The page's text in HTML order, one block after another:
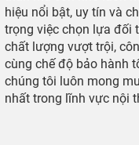
hiệu nổi bật, uy tín và
trọng việc chọn lựa đối
chất lượng vượt trội,
cùng chế độ bảo hành
chúng tôi luôn mong
nhất trong lĩnh vực nội